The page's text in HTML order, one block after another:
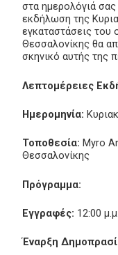
στα ημερολόγιά σας
εκδήλωση της
εγκαταστάσεις του
Θεσσαλονίκης θα
σκηνικό αυτής της
Λεπτομέρειες
Ημερομηνία:
Τοποθεσία: Myro
Θεσσαλονίκης
Πρόγραμμα:
Εγγραφές: 12:00 μ.μ.
Έναρξη